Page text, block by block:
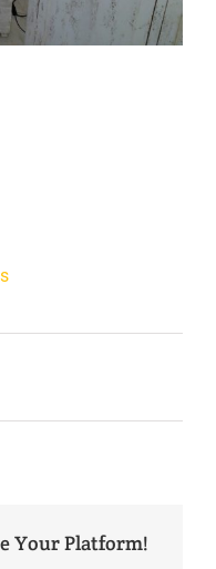
Your Platform!